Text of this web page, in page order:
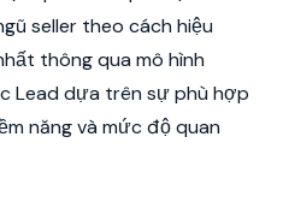
seller theo cách hiệu
thông qua mô hình
Lead dựa trên sự phù hợp
năng và mức độ quan